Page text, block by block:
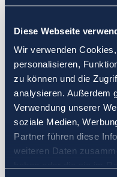
Diese Webseite
Wir verwenden
personalisieren,
zu können und die
analysieren. Außerdem
Verwendung unserer
soziale Medien,
Partner führen diese
weiteren Daten